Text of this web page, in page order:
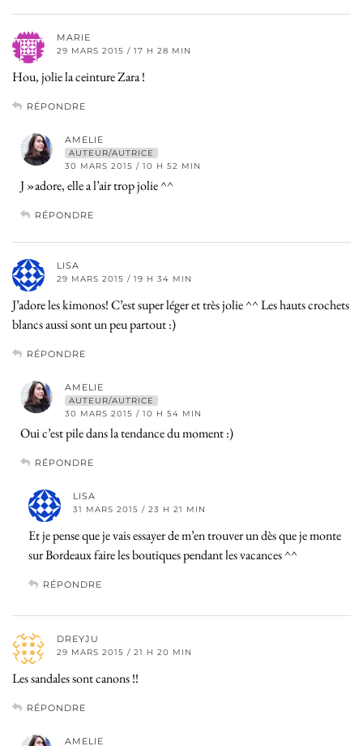
MARIE
29 MARS 2015 / 17 H 28 MIN
Hou, jolie la ceinture Zara !
RÉPONDRE
AMELIE
AUTEUR/AUTRICE
30 MARS 2015 / 10 H 52 MIN
J »adore, elle a l’air trop jolie ^^
RÉPONDRE
LISA
29 MARS 2015 / 19 H 34 MIN
J’adore les kimonos! C’est super léger et très jolie ^^ Les hauts crochets
blancs aussi sont un peu partout :)
RÉPONDRE
AMELIE
AUTEUR/AUTRICE
30 MARS 2015 / 10 H 54 MIN
Oui c’est pile dans la tendance du moment :)
RÉPONDRE
LISA
31 MARS 2015 / 23 H 21 MIN
Et je pense que je vais essayer de m’en trouver un dès que je monte
sur Bordeaux faire les boutiques pendant les vacances ^^
RÉPONDRE
DREYJU
29 MARS 2015 / 21 H 20 MIN
Les sandales sont canons !!
RÉPONDRE
AMELIE